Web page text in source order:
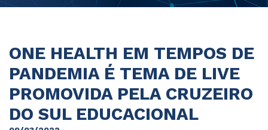
ONE HEALTH EM TEMPOS DE
PANDEMIA É TEMA DE LIVE
PROMOVIDA PELA CRUZEIRO
DO SUL EDUCACIONAL